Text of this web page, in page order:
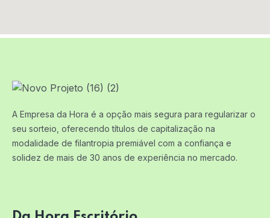
A Empresa da Hora é a opção mais segura para regularizar o
seu sorteio, oferecendo títulos de capitalização na
modalidade de filantropia premiável com a confiança e
solidez de mais de 30 anos de experiência no mercado.